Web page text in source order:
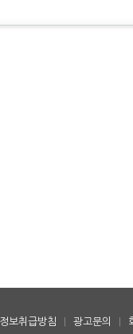
보취급방침 광고문의